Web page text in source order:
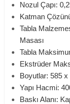
Nozul Çapı:
Katman
Tabla
Masası
Tabla
Ekstrüder
Boyutlar: 585
Yapı Hacmi:
Baskı Alanı: